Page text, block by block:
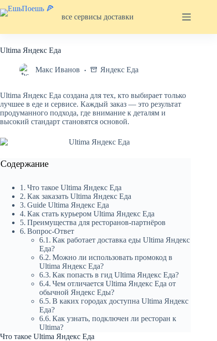
к
все сервисы доставки
Ultima Яндекс Еда
Макс Иванов Яндекс Еда
Ultima Яндекс Еда создана для тех, кто выбирает только
лучшее в еде и сервисе. Каждый заказ — это результат
продуманного подхода, где внимание к деталям и
высокий стандарт становятся основой.
Содержание
Что такое Ultima Яндекс Еда
Как заказать Ultima Яндекс Еда
Guide Ultima Яндекс Еда
Как стать курьером Ultima Яндекс Еда
Преимущества для ресторанов-партнёров
Вопрос-Ответ
Как работает доставка еды Ultima Яндекс
Еда?
Можно ли использовать промокод в
Ultima Яндекс Еда?
Как попасть в гид Ultima Яндекс Еда?
Чем отличается Ultima Яндекс Еда от
обычной Яндекс Еды?
В каких городах доступна Ultima Яндекс
Еда?
Как узнать, подключен ли ресторан к
Ultima?
Что такое Ultima Яндекс Еда